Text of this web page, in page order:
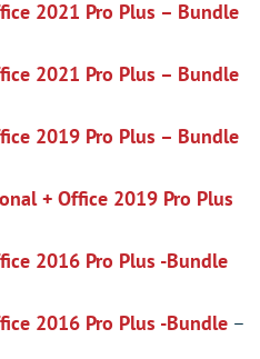
2021 Pro Plus – Bundle
2021 Pro Plus – Bundle
2019 Pro Plus – Bundle
+ Office 2019 Pro Plus
2016 Pro Plus -Bundle
2016 Pro Plus -Bundle –